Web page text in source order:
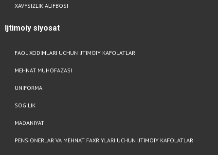
XAVFSIZLIK ALIFBOSI
Ijtimoiy siyosat
FAOL XODIMLARI UCHUN IJTIMOIY KAFOLATLAR
MEHNAT MUHOFAZASI
UNIFORMA
SOG'LIK
MADANIYAT
PENSIONERLAR VA MEHNAT FAXRIYLARI UCHUN IJTIMOIY KAFOLATLAR